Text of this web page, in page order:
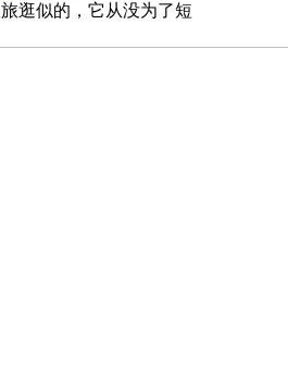
逛似的，它从没为了短